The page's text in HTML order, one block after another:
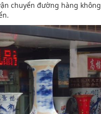
chuyển đường hàng không